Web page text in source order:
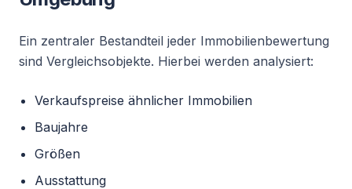
Ein zentraler Bestandteil jeder Immobilienbewertung
sind Vergleichsobjekte. Hierbei werden analysiert:
Verkaufspreise ähnlicher Immobilien
Baujahre
Größen
Ausstattung